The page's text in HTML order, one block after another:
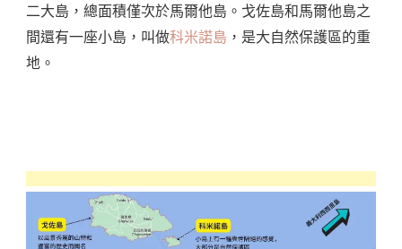
二大島，總面積僅次於馬爾他島。戈佐島和馬爾他島之
間還有一座小島，叫做科米諾島 ，是大自然保護區的重
地。